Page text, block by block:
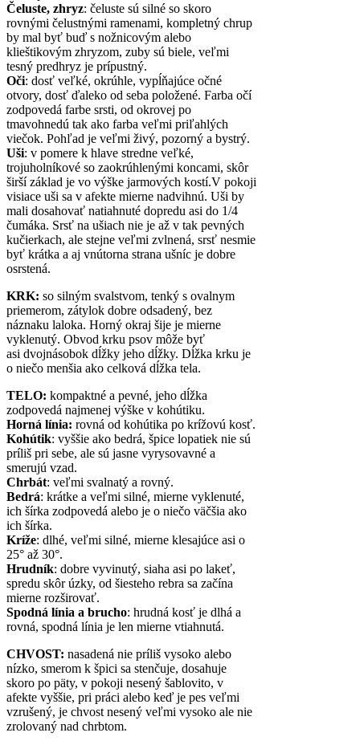
Čeluste, zhryz: čeluste sú silné so skoro
rovnými čelustnými ramenami, kompletný chrup
by mal byť buď s nožnicovým alebo
klieštikovým zhryzom, zuby sú biele, veľmi
tesný predhryz je prípustný.
Oči: dosť veľké, okrúhle, vypĺňajúce očné
otvory, dosť ďaleko od seba položené. Farba očí
zodpovedá farbe srsti, od okrovej po
tmavohnedú tak ako farba veľmi priľahlých
viečok. Pohľad je veľmi živý, pozorný a bystrý.
Uši: v pomere k hlave stredne veľké,
trojuholníkové so zaokrúhlenými koncami, skôr
širší základ je vo výške jarmových kostí.V pokoji
visiace uši sa v afekte mierne nadvihnú. Uši by
mali dosahovať natiahnuté dopredu asi do 1/4
čumáka. Srsť na ušiach nie je až v tak pevných
kučierkach, ale stejne veľmi zvlnená, srsť nesmie
byť krátka a aj vnútorna strana ušníc je dobre
osrstená.
KRK: so silným svalstvom, tenký s ovalnym
priemerom, zátylok dobre odsadený, bez
náznaku laloka. Horný okraj šije je mierne
vyklenutý. Obvod krku psov môže byť
asi dvojnásobok dĺžky jeho dĺžky. Dĺžka krku je
o niečo menšia ako celková dĺžka tela.
TELO: kompaktné a pevné, jeho dĺžka
zodpovedá najmenej výške v kohútiku.
Horná línia: rovná od kohútika po krížovú kosť.
Kohútik: vyššie ako bedrá, špice lopatiek nie sú
príliš pri sebe, ale sú jasne vyrysovavné a
smerujú vzad.
Chrbát: veľmi svalnatý a rovný.
Bedrá: krátke a veľmi silné, mierne vyklenuté,
ich šírka zodpovedá alebo je o niečo väčšia ako
ich šírka.
Kríže: dlhé, veľmi silné, mierne klesajúce asi o
25° až 30°.
Hrudník: dobre vyvinutý, siaha asi po lakeť,
spredu skôr úzky, od šiesteho rebra sa začína
mierne rozširovať.
Spodná línia a brucho: hrudná kosť je dlhá a
rovná, spodná línia je len mierne vtiahnutá.
CHVOST: nasadená nie príliš vysoko alebo
nízko, smerom k špici sa stenčuje, dosahuje
skoro po päty, v pokoji nesený šablovito, v
afekte vyššie, pri práci alebo keď je pes veľmi
vzrušený, je chvost nesený veľmi vysoko ale nie
zrolovaný nad chrbtom.